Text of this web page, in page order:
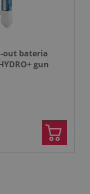
out bateria
gun